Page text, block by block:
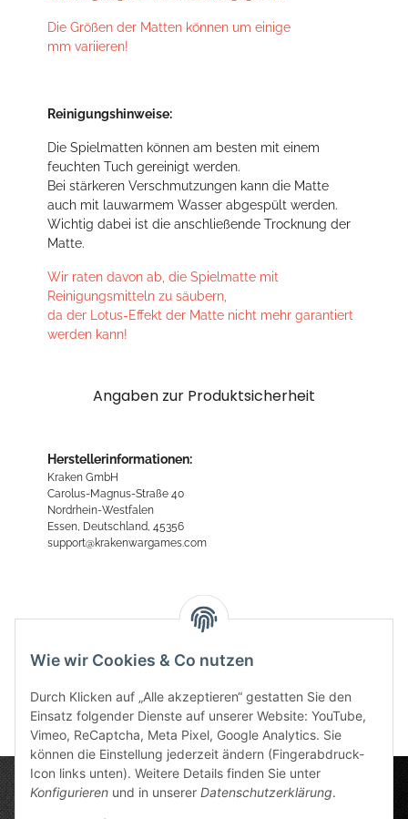
Die Größen der Matten können um einige
mm variieren!
Reinigungshinweise:
Die Spielmatten können am besten mit einem
feuchten Tuch gereinigt werden.
Bei stärkeren Verschmutzungen kann die Matte
auch mit lauwarmem Wasser abgespült werden.
Wichtig dabei ist die anschließende Trocknung der
Matte.
Wir raten davon ab, die Spielmatte mit
Reinigungsmitteln zu säubern,
da der Lotus-Effekt der Matte nicht mehr garantiert
werden kann!
Angaben zur Produktsicherheit
Herstellerinformationen:
Kraken GmbH
Carolus-Magnus-Straße 40
Nordrhein-Westfalen
Essen, Deutschland, 45356
support@krakenwargames.com
Wie wir Cookies & Co nutzen
Durch Klicken auf „Alle akzeptieren“ gestatten Sie den
Einsatz folgender Dienste auf unserer Website: YouTube,
Vimeo, ReCaptcha, Meta Pixel, Google Analytics. Sie
können die Einstellung jederzeit ändern (Fingerabdruck-
Icon links unten). Weitere Details finden Sie unter
Konfigurieren und in unserer Datenschutzerklärung.